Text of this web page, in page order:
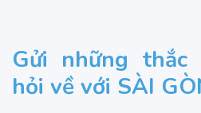
Gửi những thắc
hỏi về với SÀI